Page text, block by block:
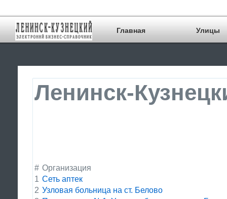
Главная Улицы
Ленинск-
# Организация
1 Сеть аптек
2 Узловая больница на ст. Белово